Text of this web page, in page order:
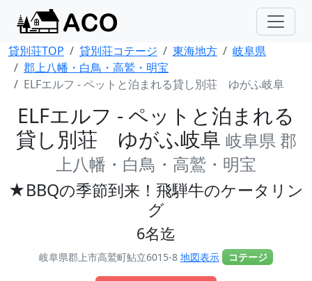
貸別荘TOP 貸別荘コテージ 東海地方
岐阜県
郡上八幡・白鳥・高鷲・明宝
ELFエルフ - ペットと泊まれる貸し別荘 ゆがふ岐阜
ELFエルフ - ペットと泊まれる
貸し別荘 ゆがふ岐阜 岐阜県 郡
上八幡・白鳥・高鷲・明宝
★BBQの季節到来！飛騨牛のケータリン
グ
6名迄
岐阜県郡上市高鷲町鮎立6015-8 地図表示 コテージ